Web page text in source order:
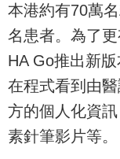
本港約有70萬
名患者。為了
HA Go推出新
在程式看到由
方的個人化資
素針筆影片等。